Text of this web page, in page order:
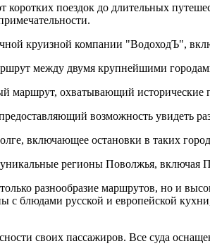
поездок до длительных
круизной компании "ВодоходЪ",
между двумя крупнейшими
маршрут, охватывающий исторические
возможность увидеть
включающее остановки в таких
регионы Поволжья, включая
разнообразие маршрутов, но и
с блюдами русской и европейской
своих пассажиров. Все суда